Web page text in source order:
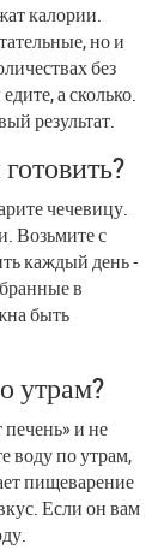
калории.
но и
без
а сколько.
результат.
чечевицу.
Возьмите с
каждый день -
в
быть
утрам?
и не
воду по утрам,
пищеварение
Если он вам